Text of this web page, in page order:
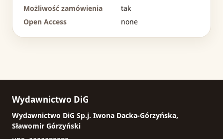
Możliwość zamówienia
tak
Open Access
none
Wydawnictwo DiG
Wydawnictwo DiG Sp.j. Iwona Dacka-Górzyńska,
Sławomir Górzyński